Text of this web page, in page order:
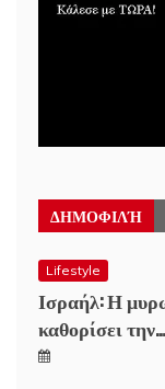
ΔΗΜΟΦΙΛΉ
Lifestyle
Ισραήλ: Η
καθορίσει